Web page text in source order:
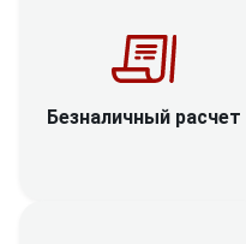
Безналичный расчет